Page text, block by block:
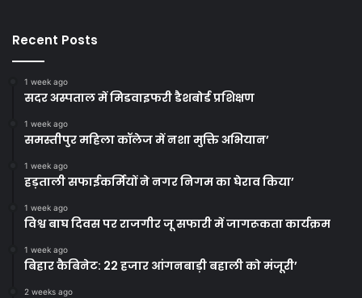
Recent Posts
1 week ago
सदर अस्पताल में मिडवाइफरी डैशबोर्ड प्रशिक्षण
1 week ago
समस्तीपुर महिला कॉलेज में नशा मुक्ति अभियान’
1 week ago
हड़ताली सफाईकर्मियों ने नगर निगम का घेराव किया’
1 week ago
विश्व बाघ दिवस पर राजगीर जू सफारी में जागरूकता कार्यक्रम
1 week ago
बिहार कैबिनेट: 22 हजार आंगनबाड़ी बहाली को मंजूरी’
2 weeks ago